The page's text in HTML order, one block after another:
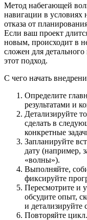
Метод набегающей
навигации в условиях
отказа от
Если ваш проект
новым, происходит в
сложен для
этот подход.
С чего начать
Определите
результатами и
Детализируйте
сделать в
конкретные
Запланируйте
дату (например,
«волны»).
Выполняйте,
фиксируйте
Пересмотрите и
обсудите опыт,
и
Повторяйте цикл.